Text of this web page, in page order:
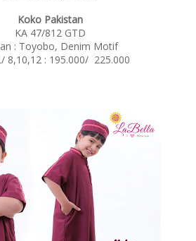
Koko Pakistan
KA 47/812 GTD
: Toyobo, Denim Motif
8,10,12 : 195.000/ 225.000